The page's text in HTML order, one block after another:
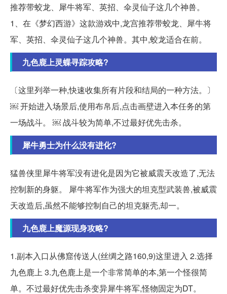
推荐带蛟龙、犀牛将军、英招、伞灵仙子这几个神兽。
1、在《梦幻西游》这款游戏中,龙宫推荐带蛟龙、犀牛将
军、英招、伞灵仙子这几个神兽。其中,蛟龙适合在前。
九色鹿上灵蝶寻踪攻略?
〔这里列举一种,快速收集所有片段和结局的一种方法。〕
￼ 开始进入场景后,使用布帛后,点击画壁进入本任务的第
一场战斗。 ￼ 战斗较为简单,不过最好优先击杀。
犀牛勇士为什么没有进化?
猛兽侠里犀牛将军没有进化是因为它被威震天改造了,无法
控制新的身躯。 犀牛将军作为强大的坦克型武装兽,被威震
天改造后,虽然不能够控制自己的坦克躯壳,却一。
九色鹿上魔源现身攻略?
1.副本入口从佛窟传送人(丝绸之路160,9)这里进入 2.选择
九色鹿上 3.九色鹿上是一个非常简单的本,第一个怪很简
单。不过最好优先击杀变异犀牛将军,怪物固定为DT。